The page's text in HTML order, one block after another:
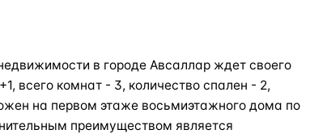
в городе Авсаллар ждет своего
всего комнат - 3, количество спален - 2,
на первом этаже восьмиэтажного дома по
преимуществом является